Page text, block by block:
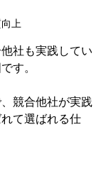
上
社も実践してい
す。
競合他社が実践
て選ばれる仕